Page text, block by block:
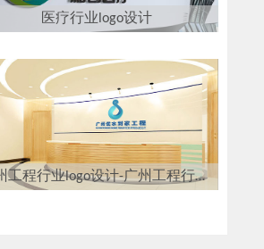
医疗行业logo设计
广州工程行业logo设计-广州工程行业logo设计公司